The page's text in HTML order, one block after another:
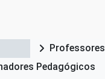
Professores
Pedagógicos